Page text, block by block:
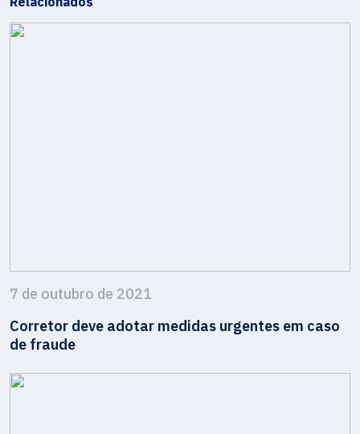
7 de outubro de 2021
Corretor deve adotar medidas urgentes em caso
de fraude